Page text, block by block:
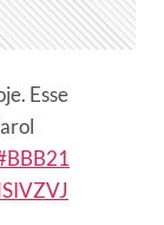
Esse